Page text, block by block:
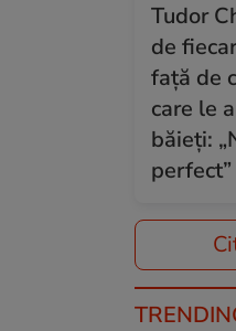
Tudor
de
față de
care le
băieți:
perfect”